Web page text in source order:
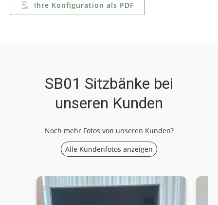
Ihre Konfiguration als PDF
SB01 Sitzbänke bei
unseren Kunden
Noch mehr Fotos von unseren Kunden?
Alle Kundenfotos anzeigen